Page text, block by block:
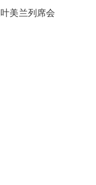
美兰列席会